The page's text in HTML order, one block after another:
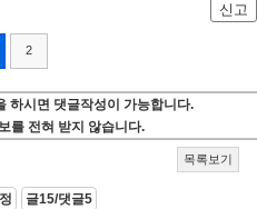
신고
2
하시면 댓글작성이 가능합니다.
를 전혀 받지 않습니다.
목록보기
글15/댓글5